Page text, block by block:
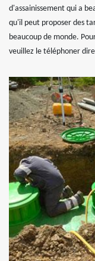
d'assainissement qui a
qu'il peut proposer des
beaucoup de monde.
veuillez le téléphoner